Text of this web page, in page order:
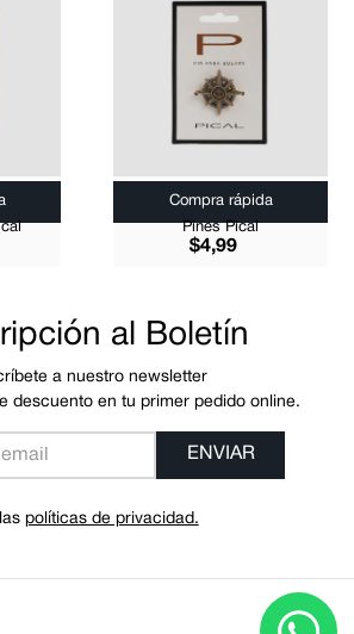
Compra rápida
Pines Pical
$4,99
al Boletín
a nuestro newsletter
descuento en tu primer pedido online.
ENVIAR
políticas de privacidad.